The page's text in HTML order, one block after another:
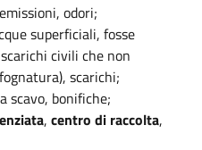
odori;
superficiali, fosse
civili che non
scarichi;
scavo, bonifiche;
, centro di raccolta,